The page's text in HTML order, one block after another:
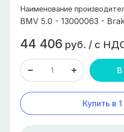
Наименование
BMV 5.0 - 13000063 -
44 406 руб. / с
В
Купить в